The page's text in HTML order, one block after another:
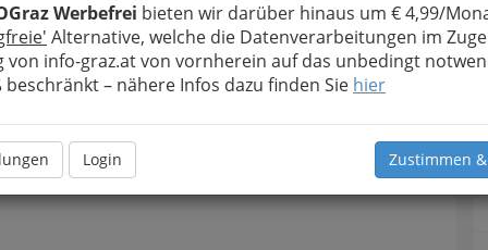
Werbefrei bieten wir darüber hinaus um € 4,99/
Alternative, welche die Datenverarbeitungen im
von info-graz.at von vornherein auf das unbedingt
beschränkt – nähere Infos dazu finden Sie hier
Login Zustimmen
Meine Nachricht senden